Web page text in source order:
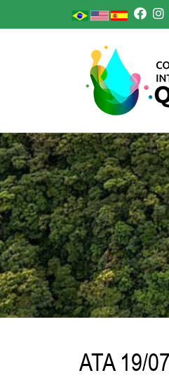
ATA 19/